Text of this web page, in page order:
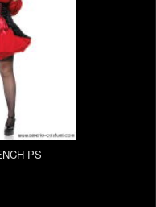
PS